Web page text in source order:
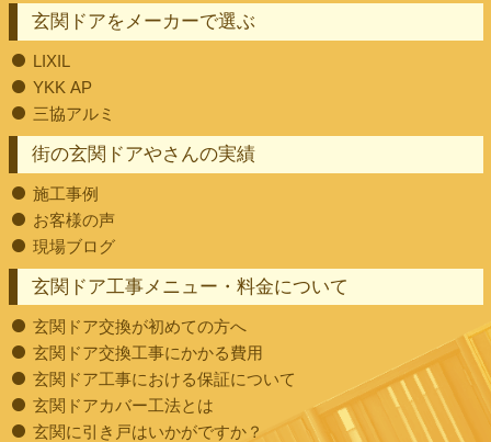
街の玄関ドアやさんの実績
施工事例
お客様の声
現場ブログ
玄関ドア工事メニュー・料金について
玄関ドア交換が初めての方へ
玄関ドア交換工事にかかる費用
玄関ドア工事における保証について
玄関ドアカバー工法とは
玄関に引き戸はいかがですか？
玄関ドアをメーカーで選ぶ
LIXIL
YKK AP
三協アルミ